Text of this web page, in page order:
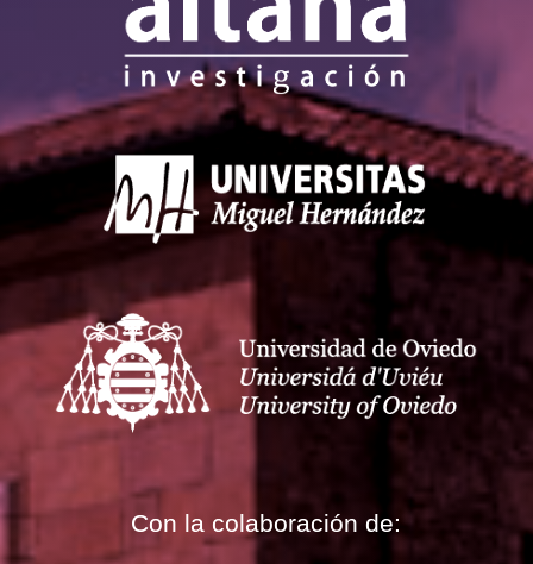
Con la colaboración de: